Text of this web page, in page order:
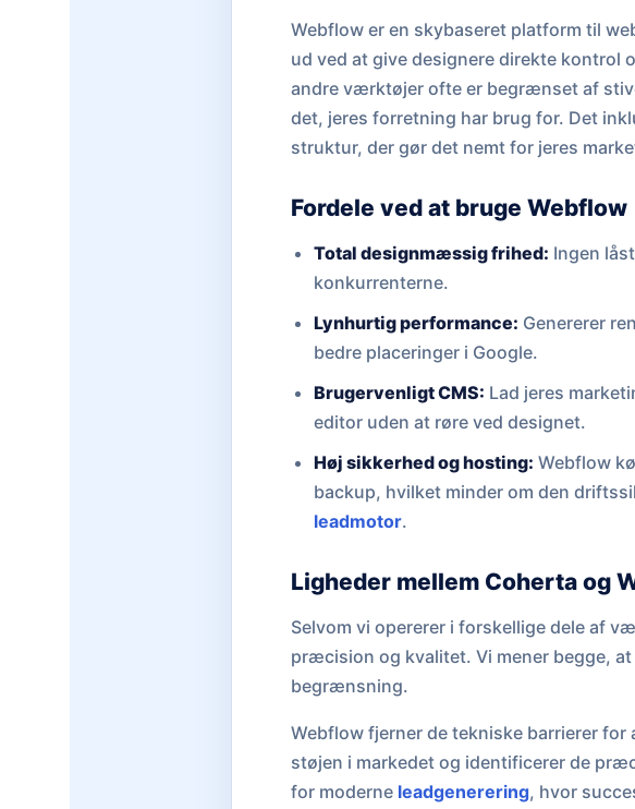
Webflow er en skybaseret platform til
ud ved at give designere direkte kontrol
andre værktøjer ofte er begrænset af
det, jeres forretning har brug for. Det
struktur, der gør det nemt for jeres
Fordele ved at bruge Webflow
Total designmæssig frihed: Ingen
konkurrenterne.
Lynhurtig performance: Genererer
bedre placeringer i Google.
Brugervenligt CMS: Lad jeres
editor uden at røre ved designet.
Høj sikkerhed og hosting: Webflow
backup, hvilket minder om den
leadmotor.
Ligheder mellem Coherta og
Selvom vi opererer i forskellige dele af
præcision og kvalitet. Vi mener begge,
begrænsning.
Webflow fjerner de tekniske barrierer
støjen i markedet og identificerer de
for moderne leadgenerering, hvor